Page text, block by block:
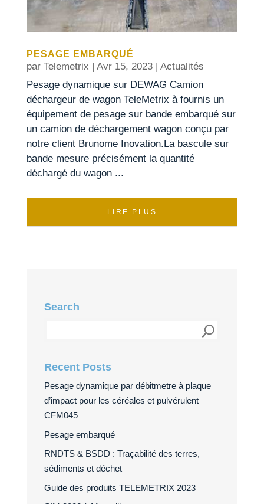
PESAGE EMBARQUÉ
par Telemetrix | Avr 15, 2023| Actualités
Pesage dynamique sur DEWAG Camion
déchargeur de wagon TeleMetrix à fournis un
équipement de pesage sur bande embarqué sur
un camion de déchargement wagon conçu par
notre client Brunome Inovation.La bascule sur
bande mesure précisément la quantité
déchargé du wagon ...
LIRE PLUS
Search
Recent Posts
Pesage dynamique par débitmetre à plaque
d’impact pour les céréales et pulvérulent
CFM045
Pesage embarqué
RNDTS & BSDD : Traçabilité des terres,
sédiments et déchet
Guide des produits TELEMETRIX 2023